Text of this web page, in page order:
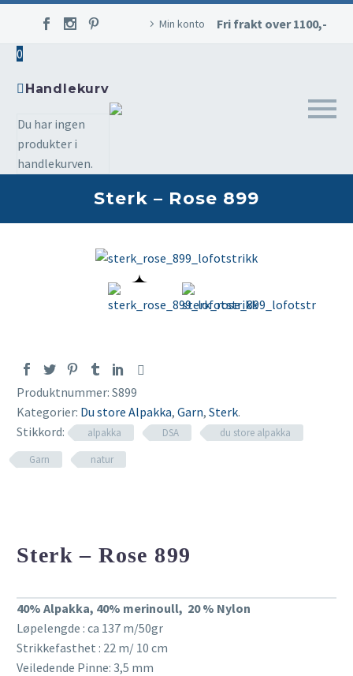
Min konto
Fri frakt over 1100,-
0
Handlekurv
Du har ingen
produkter i
handlekurven.
etter:
Sterk – Rose 899
Produktnummer: S899
Kategorier: Du store Alpakka, Garn, Sterk.
Stikkord:
alpakka DSA
du store alpakka
Garn
natur
Sterk – Rose 899
40% Alpakka, 40% merinoull, 20 % Nylon
Løpelengde : ca 137 m/50gr
Strikkefasthet : 22 m/ 10 cm
Veiledende Pinne: 3,5 mm